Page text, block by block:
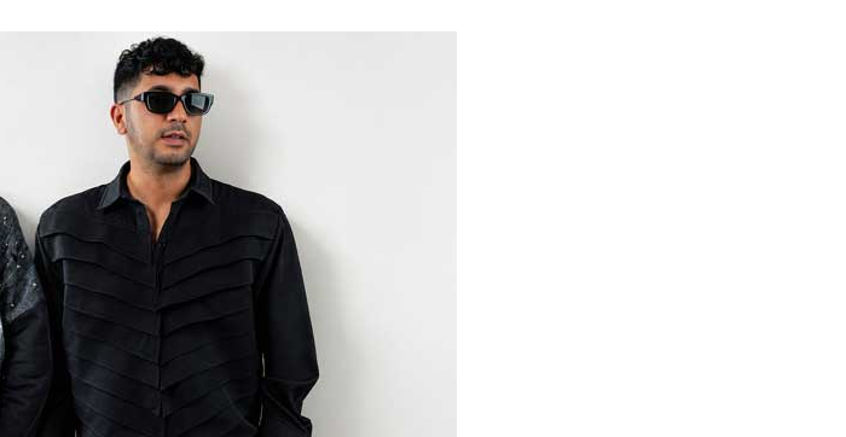
ve kendini seçme hâli vardı.
bir yerden çıktı?
dediğiniz gibi içinde farklı duygular
sonrası kendini seçme hâliyle sonuçlanan bir
duyguyla yazmış olsam da, aslında yine
içindeki ihtimallere değindiğim;
cesaretini aynı anda hissettiren
ona yeniden şans vermek
yazarken siz o duygunun daha çok